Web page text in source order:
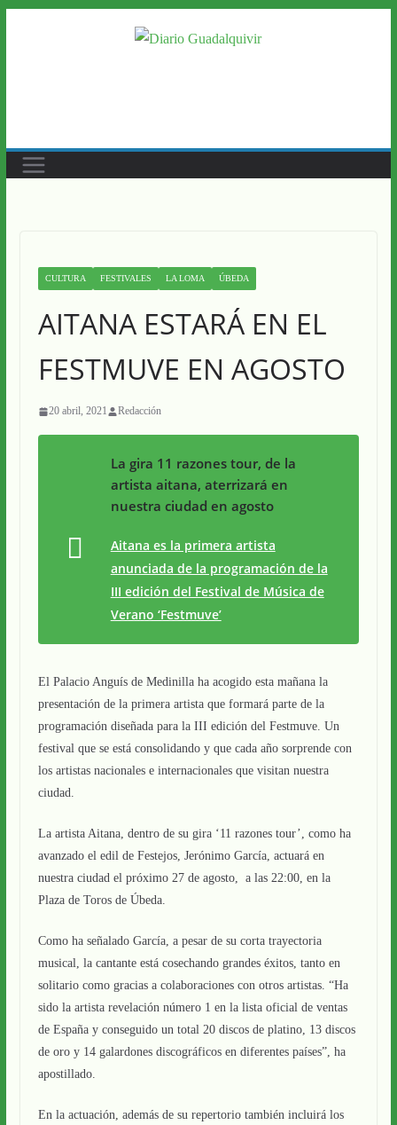
CULTURA FESTIVALES LA LOMA ÚBEDA
AITANA ESTARÁ EN EL
FESTMUVE EN AGOSTO
20 abril, 2021 Redacción
La gira 11 razones tour, de la
artista aitana, aterrizará en
nuestra ciudad en agosto
Aitana es la primera artista
anunciada de la programación de la
III edición del Festival de Música de
Verano ‘Festmuve’
El Palacio Anguís de Medinilla ha acogido esta mañana la
presentación de la primera artista que formará parte de la
programación diseñada para la III edición del Festmuve. Un
festival que se está consolidando y que cada año sorprende con
los artistas nacionales e internacionales que visitan nuestra
ciudad.
La artista Aitana, dentro de su gira ‘11 razones tour’, como ha
avanzado el edil de Festejos, Jerónimo García, actuará en
nuestra ciudad el próximo 27 de agosto, a las 22:00, en la
Plaza de Toros de Úbeda.
Como ha señalado García, a pesar de su corta trayectoria
musical, la cantante está cosechando grandes éxitos, tanto en
solitario como gracias a colaboraciones con otros artistas. “Ha
sido la artista revelación número 1 en la lista oficial de ventas
de España y conseguido un total 20 discos de platino, 13 discos
de oro y 14 galardones discográficos en diferentes países”, ha
apostillado.
En la actuación, además de su repertorio también incluirá los